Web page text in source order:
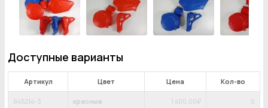
Доступные варианты
Артикул Цвет Цена Кол-во
845214-3 красные 1 400 ,00₽ 0